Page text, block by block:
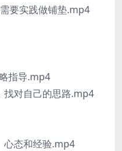
要实践做铺垫.mp4
指导.mp4
找对自己的思路.mp4
心态和经验.mp4